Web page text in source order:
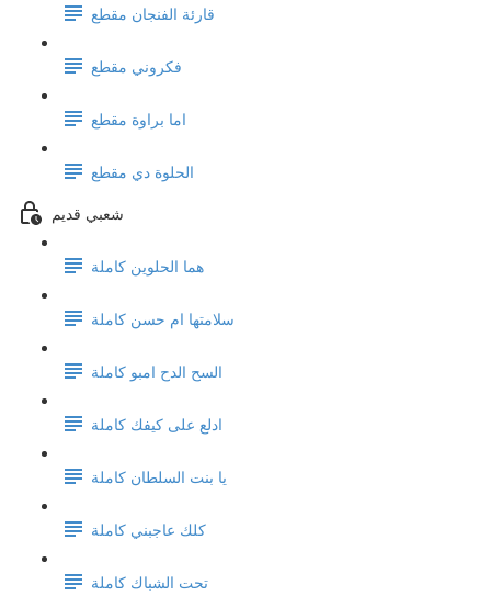
قارئة الفنجان مقطع
فكروني مقطع
اما براوة مقطع
الحلوة دي مقطع
شعبي قديم
هما الحلوين كاملة
سلامتها ام حسن كاملة
السح الدح امبو كاملة
ادلع على كيفك كاملة
يا بنت السلطان كاملة
كلك عاجبني كاملة
تحت الشباك كاملة